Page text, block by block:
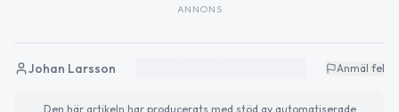
ANNONS
Johan Larsson Anmäl fel
Den här artikeln har producerats med stöd av automatiserade